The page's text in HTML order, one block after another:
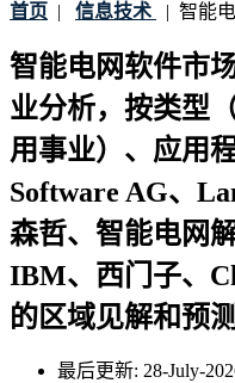
首页 | 信息技术 | 智能
智能电网软件市
业分析，按类型
用事业）、应用
Software AG、
森哲、智能电网
IBM、西门子、
的区域见解和预测
最后更新: 28-July-